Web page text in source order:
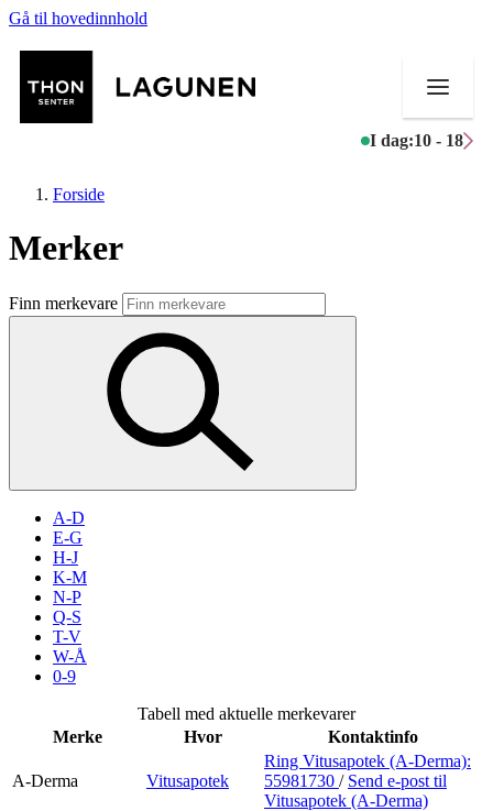
Gå til hovedinnhold
I dag:10 - 18
Butikker
Mat og drikke
Aktiviteter
Inspirasjon
Søk
Parkering
Praktisk informasjon
Forside
Merker
Finn merkevare
A-D
E-G
H-J
K-M
N-P
Q-S
T-V
W-Å
0-9
Tabell med aktuelle merkevarer
Merke
Hvor Kontaktinfo
A-Derma Vitusapotek
Ring Vitusapotek (A-Derma):
55981730 / Send e-post til
Vitusapotek (A-Derma)